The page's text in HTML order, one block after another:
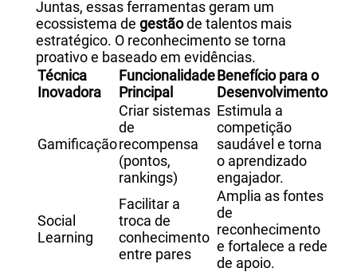
Juntas, essas ferramentas geram um
ecossistema de gestãode talentos mais
estratégico. O reconhecimento se torna
proativo e baseado em evidências.
Técnica
Inovadora
Funcionalidade
Principal
Benefício para o
Desenvolvimento
Gamificação
Criar sistemas
de
recompensa
(pontos,
rankings)
Estimula a
competição
saudável e torna
o aprendizado
engajador.
Social
Learning
Facilitar a
troca de
conhecimento
entre pares
Amplia as fontes
de
reconhecimento
e fortalece a rede
de apoio.